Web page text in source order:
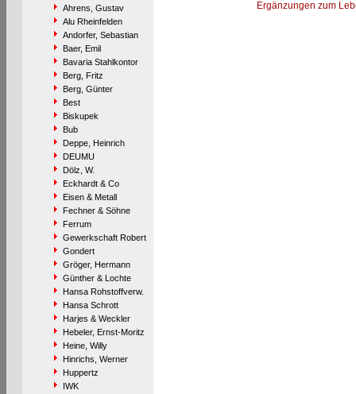
Ahrens, Gustav
Alu Rheinfelden
Andorfer, Sebastian
Baer, Emil
Bavaria Stahlkontor
Berg, Fritz
Berg, Günter
Best
Biskupek
Bub
Deppe, Heinrich
DEUMU
Dölz, W.
Eckhardt & Co
Eisen & Metall
Fechner & Söhne
Ferrum
Gewerkschaft Robert
Gondert
Gröger, Hermann
Günther & Lochte
Hansa Rohstoffverw.
Hansa Schrott
Harjes & Weckler
Hebeler, Ernst-Moritz
Heine, Willy
Hinrichs, Werner
Huppertz
IWK
Ergänzungen zum